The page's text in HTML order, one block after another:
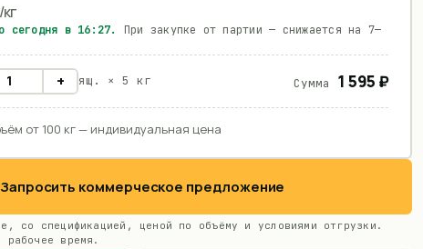
/кг
сегодня в 16:27.
При закупке от партии — снижается на 7—
+ ящ. × 5 кг Сумма 1 595 ₽
от 100 кг — индивидуальная цена
Запросить коммерческое предложение
со спецификацией, ценой по объёму и условиями отгрузки.
время.